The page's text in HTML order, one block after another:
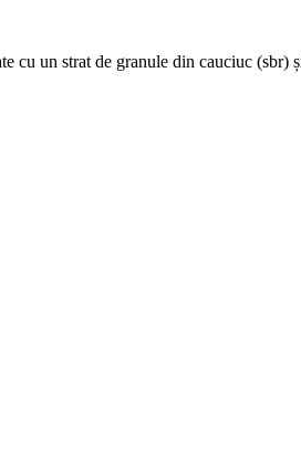
un strat de granule din cauciuc (sbr)